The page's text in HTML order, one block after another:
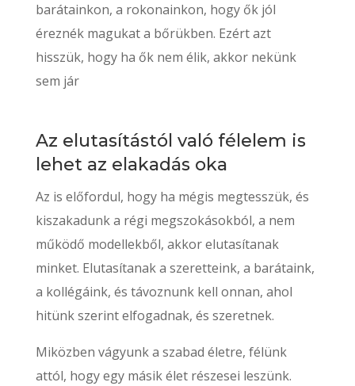
barátainkon, a rokonainkon, hogy ők jól
éreznék magukat a bőrükben. Ezért azt
hisszük, hogy ha ők nem élik, akkor nekünk
sem jár
Az elutasítástól való félelem is
lehet az elakadás oka
Az is előfordul, hogy ha mégis megtesszük, és
kiszakadunk a régi megszokásokból, a nem
működő modellekből, akkor elutasítanak
minket. Elutasítanak a szeretteink, a barátaink,
a kollégáink, és távoznunk kell onnan, ahol
hitünk szerint elfogadnak, és szeretnek.
Miközben vágyunk a szabad életre, félünk
attól, hogy egy másik élet részesei leszünk.